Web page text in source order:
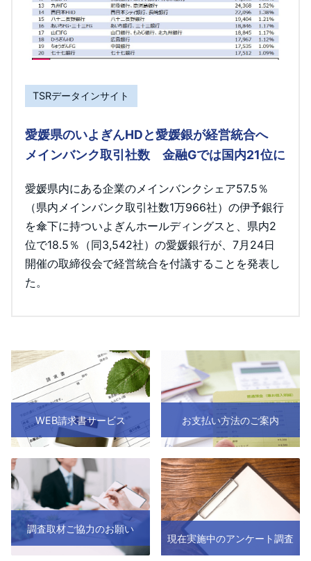
TSRデータインサイト
愛媛県のいよぎんHDと愛媛銀が経営統合へ
メインバンク取引社数 金融Gでは国内21位に
愛媛県内にある企業のメインバンクシェア57.5％
（県内メインバンク取引社数1万966社）の伊予銀行
を傘下に持ついよぎんホールディングスと、県内2
位で18.5％（同3,542社）の愛媛銀行が、7月24日
開催の取締役会で経営統合を付議することを発表し
た。
WEB請求書サービス お支払い方法のご案内
調査取材ご協力のお願い
現在実施中のアンケート調査